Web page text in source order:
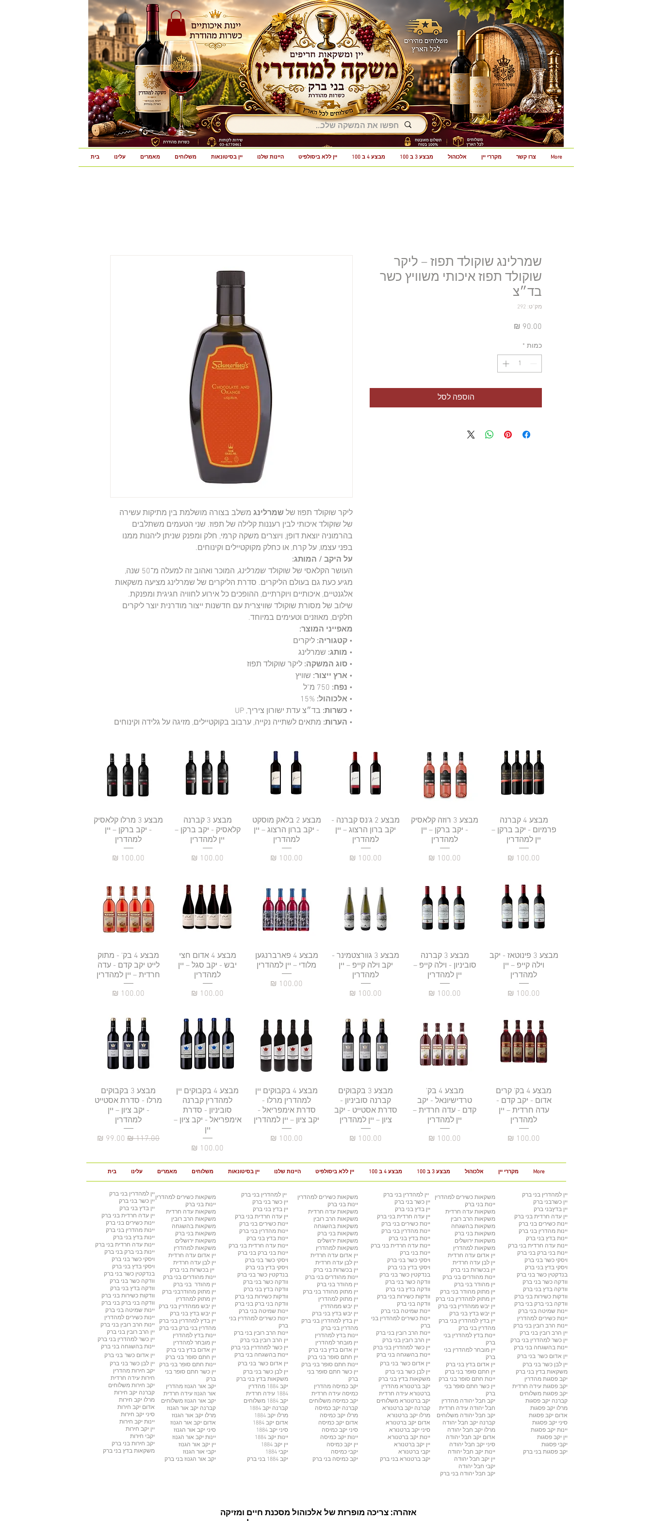
בית עלינו מאמרים משלוחים יין בסיטונאות היינות שלנו יין ללא ביסולפיט מבצע 4 ב 100 מבצע 3 ב 100 אלכוהול מקררי יין צרו קשר More
ליקר שוקולד תפוז של שמרלינג משלב בצורה מושלמת בין מתיקות עשירה
של שוקולד איכותי לבין רעננות קלילה של תפוז. שני הטעמים משתלבים
בהרמוניה יוצאת דופן, ויוצרים משקה קרמי, חלק ומפנק שניתן ליהנות ממנו
בפני עצמו, על קרח, או כחלק מקוקטיילים וקינוחים.
על היקב / המותג:
העושר הקלאסי של שוקולד שמרלינג
, המוכר ואהוב זה למעלה מ־50 שנה,
מגיע כעת גם בעולם הליקרים. סדרת הליקרים של שמרלינג מציעה משקאות
אלגנטיים, איכותיים ויוקרתיים, ההופכים כל אירוע לחוויה חגיגית ומפנקת.
שילוב של מסורת שוקולד שוויצרית עם חדשנות ייצור מודרנית יוצר ליקרים
חלקים, מאוזנים וטעימים במיוחד.
מאפייני המוצר:
• קטגוריה: ליקרים
• מותג: שמרלינג
• סוג המשקה: ליקר שוקולד תפוז
• ארץ ייצור: שוויץ
• נפח:
• אלכוהול:
• כשרות: בד״צ עדת ישורון ציריך, UP
• הערות: מתאים לשתייה נקייה, ערבוב בקוקטיילים, מזיגה על גלידה וקינוחים
שמרלינג שוקולד תפוז – ליקר
שוקולד תפוז איכותי משוויץ כשר
בד״צ
מק"ט: 292
כמות *
הוספה לסל
תצוגה מהירה
מבצע 4 קברנה
פרמיום - יקב ברקן –
יין למהדרין
מחיר
תצוגה מהירה
מבצע 3 רוזה קלאסיק
- יקב ברקן – יין
למהדרין
מחיר
תצוגה מהירה
מבצע 2 ג'נס קברנה -
יקב ברון הרצוג – יין
למהדרין
מחיר
תצוגה מהירה
מבצע 2 בלאק מוסקט
- יקב ברון הרצוג – יין
למהדרין
מחיר
תצוגה מהירה
מבצע 3 קברנה
קלאסיק - יקב ברקן –
יין למהדרין
מחיר
תצוגה מהירה
מבצע 3 מרלו קלאסיק
- יקב ברקן – יין
למהדרין
מחיר
תצוגה מהירה
מבצע 3 פינוטאז - יקב
וילה קייפ – יין
למהדרין
מחיר
תצוגה מהירה
מבצע 3 קברנה
סוביניון - וילה קייפ –
יין למהדרין
מחיר
תצוגה מהירה
מבצע 3 גוורצטמינר -
יקב וילה קייפ – יין
למהדרין
מחיר
תצוגה מהירה
מבצע 4 פארברנגען
מלודי – יין למהדרין
מחיר
תצוגה מהירה
מבצע 4 אדום חצי
יבש - יקב סגל – יין
למהדרין
מחיר
תצוגה מהירה
מבצע 4 בק' - מתוק
לייט יקב קדם - עדה
חרדית – יין למהדרין
מחיר
תצוגה מהירה
מבצע 4 בק' קרים
אדום - יקב קדם -
עדה חרדית – יין
למהדרין
מחיר
תצוגה מהירה
מבצע 4 בק'
טרדישיונאל - יקב
קדם - עדה חרדית –
יין למהדרין
מחיר
תצוגה מהירה
מבצע 3 בקבוקים
קברנה סוביניון -
סדרת אסטייט - יקב
ציון – יין למהדרין
מחיר
תצוגה מהירה
מבצע 4 בקבוקים יין
למהדרין מרלו -
סדרת אימפריאל -
יקב ציון – יין למהדרין
מחיר
תצוגה מהירה
מבצע 4 בקבוקים יין
למהדרין קברנה
סוביניון - סדרת
אימפריאל - יקב ציון –
יין
מחיר
תצוגה מהירה
מבצע 3 בקבוקים
מרלו - סדרת אסטייט
- יקב ציון – יין
למהדרין
מחיר רגיל מחיר מבצע
בית עלינו מאמרים משלוחים יין בסיטונאות היינות שלנו יין ללא ביסולפיט מבצע 4 ב 100 מבצע 3 ב 100 אלכוהול מקררי יין More
יין למהדרין בני ברק
יין כשר בני ברק
יין בדץ בני ברק
יין עדה חרדית בני ברק
יינות כשירים בני ברק
יינות מהדרין בני ברק
יינות בדץ בני ברק
יינות עדה חרדית בני ברק
יינות בני ברק בני ברק
ויסקי כשר בני ברק
ויסקי בדץ בני ברק
בנדקטין כשר בני ברק
וודקה כשר בני ברק
וודקה בדץ בני ברק
וודקות כשירות בני ברק
וודקה בני ברק בני ברק
יינות שמיטה בני ברק
יינות כשירים למהדרין
יינות הרב רובין בני ברק
יין הרב רובין בני ברק
יין כשר למהדרין בני ברק
יינות בהשגחה בני ברק
יין אדום כשר בני ברק
יין לבן כשר בני ברק
יקב חירות מהדרין
חירות עידה חרדית
יקב חירות משלוחים
קברנה יקב חירות
מרלו יקב חירות
אדום יקב חירות
סיני יקב חירות
יינות יקב חירות
יין יקב חירות
יקבי חירות
יקב חירות בני ברק
משקאות בדץ בני ברק
משקאות כשירים למהדרין
יינות בני ברק
משקאות עדה חרדית
משקאות הרב רובין
משקאות בהשגחה
משקאות בני ברק
משקאות ירושלים
משקאות למהדרין
יין אדום עדה חרדית
יין לבן עדה חרדית
יין בכשרות בני ברק
יינות מהודרים בני ברק
יין מהודר בני ברק
יין מתוק מהודרבני ברק
יין מתוק למהדרין
יין יבש ממהדרין בני ברק
יין יבש בדץ בני ברק
יין בדץ למהדרין בני ברק
מהדרין בני ברק בני ברק
יינות בדץ למהדרין
יין מובחר למהדרין
יין אדום בדץ בני ברק
יין חתם סופר בני ברק
יינות חתם סופר בני ברק
יין כשר חתם סופר בני
ברק
יקב אור הגנוז מהדרין
אור הגנוז עידה חרדית
יקב אור הגנוז משלוחים
קברנה יקב אור הגנוז
מרלו יקב אור הגנוז
אדום יקב אור הגנוז
סיני יקב אור הגנוז
יינות יקב אור הגנוז
יין יקב אור הגנוז
יקבי אור הגנוז
יקב אור הגנוז בני ברק
יין למהדרין בני ברק
יין כשר בני ברק
יין בדץ בני ברק
יין עדה חרדית בני ברק
יינות כשירים בני ברק
יינות מהדרין בני ברק
יינות בדץ בני ברק
יינות עדה חרדית בני ברק
יינות בני ברק בני ברק
ויסקי כשר בני ברק
ויסקי בדץ בני ברק
בנדקטין כשר בני ברק
וודקה כשר בני ברק
וודקה בדץ בני ברק
וודקות כשירות בני ברק
וודקה בני ברק בני ברק
יינות שמיטה בני ברק
יינות כשירים למהדרין בני
ברק
יינות הרב רובין בני ברק
יין הרב רובין בני ברק
יין כשר למהדרין בני ברק
יינות בהשגחה בני ברק
יין אדום כשר בני ברק
יין לבן כשר בני ברק
משקאות בדץ בני ברק
יקב 1884 מהדרין
1884 עידה חרדית
יקב 1884 משלוחים
קברנה יקב 1884
מרלו יקב 1884
אדום יקב 1884
סיני יקב 1884
יינות יקב 1884
יין יקב 1884
יקבי 1884
יקב 1884 בני ברק
משקאות כשירים למהדרין
יינות בני ברק
משקאות עדה חרדית
משקאות הרב רובין
משקאות בהשגחה
משקאות בני ברק
משקאות ירושלים
משקאות למהדרין
יין אדום עדה חרדית
יין לבן עדה חרדית
יין בכשרות בני ברק
יינות מהודרים בני ברק
יין מהודר בני ברק
יין מתוק מהודר בני ברק
יין מתוק למהדרין
יין יבש ממהדרין
יין יבש בדץ בני ברק
יין בדץ למהדרין בני ברק
מהדרין בני ברק
יינות בדץ למהדרין
יין מובחר למהדרין
יין אדום בדץ בני ברק
יין חתם סופר בני ברק
יינות חתם סופר בני ברק
יין כשר חתם סופר בני
ברק
יקב כמיסה מהדרין
כמיסה עידה חרדית
יקב כמיסה משלוחים
קברנה יקב כמיסה
מרלו יקב כמיסה
אדום יקב כמיסה
סיני יקב כמיסה
יינות יקב כמיסה
יין יקב כמיסה
יקבי כמיסה
יקב כמיסה בני ברק
יין למהדרין בני ברק
יין כשר בני ברק
יין בדץ בני ברק
יין עדה חרדית בני ברק
יינות כשירים בני ברק
יינות מהדרין בני ברק
יינות בדץ בני ברק
יינות עדה חרדית בני ברק
יינות בני ברק
ויסקי כשר בני ברק
ויסקי בדץ בני ברק
בנדקטין כשר בני ברק
וודקה כשר בני ברק
וודקה בדץ בני ברק
וודקות כשירות בני ברק
וודקה בני ברק
יינות שמיטה בני ברק
יינות כשירים למהדרין בני
ברק
יינות הרב רובין בני ברק
יין הרב רובין בני ברק
יין כשר למהדרין בני ברק
יינות בהשגחה בני ברק
יין אדום כשר בני ברק
יין לבן כשר בני ברק
משקאות בדץ בני ברק
יקב ברטנורא מהדרין
ברטנורא עידה חרדית
יקב ברטנורא משלוחים
קברנה יקב ברטנורא
מרלו יקב ברטנורא
אדום יקב ברטנורא
סיני יקב ברטנורא
יינות יקב ברטנורא
יין יקב ברטנורא
יקבי ברטנורא
יקב ברטנורא בני ברק
משקאות כשירים למהדרין
יינות בני ברק
משקאות עדה חרדית
משקאות הרב רובין
משקאות בהשגחה
משקאות בני ברק
משקאות ירושלים
משקאות למהדרין
יין אדום עדה חרדית
יין לבן עדה חרדית
יין בכשרות בני ברק
יינות מהודרים בני ברק
יין מהודר בני ברק
יין מתוק מהודר בני ברק
יין מתוק למהדרין בני ברק
יין יבש ממהדרין בני ברק
יין יבש בדץ בני ברק
יין בדץ למהדרין בני ברק
מהדרין בני ברק
יינות בדץ למהדרין בני
ברק
יין מובחר למהדרין בני
ברק
יין אדום בדץ בני ברק
יין חתם סופר בני ברק
יינות חתם סופר בני ברק
יין כשר חתם סופר בני
ברק
יקב חבל יהודה מהדרין
חבל יהודה עידה חרדית
יקב חבל יהודה משלוחים
קברנה יקב חבל יהודה
מרלו יקב חבל יהודה
אדום יקב חבל יהודה
סיני יקב חבל יהודה
יינות יקב חבל יהודה
יין יקב חבל יהודה
יקבי חבל יהודה
יקב חבל יהודה בני ברק
יין למהדרין בני ברק
יין כשרבני ברק
יין בדץבני ברק
יין עדה חרדית בני ברק
יינות כשירים בני ברק
יינות מהדרין בני ברק
יינות בדץ בני ברק
יינות עדה חרדית בני ברק
יינות בני ברק בני ברק
ויסקי כשר בני ברק
ויסקי בדץ בני ברק
בנדקטין כשר בני ברק
וודקה כשר בני ברק
וודקה בדץ בני ברק
וודקות כשירות בני ברק
וודקה בני ברק בני ברק
יינות שמיטה בני ברק
יינות כשירים למהדרין
יינות הרב רובין בני ברק
יין הרב רובין בני ברק
יין כשר למהדרין בני ברק
יינות בהשגחה בני ברק
יין אדום כשר בני ברק
יין לבן כשר בני ברק
משקאות בדץ בני ברק
יקב פסגות מהדרין
יקב פסגות עידה חרדית
יקב פסגות משלוחים
קברנה יקב פסגות
מרלו יקב פסגות
אדום יקב פסגות
סיני יקב פסגות
יינות יקב פסגות
יין יקב פסגות
יקבי פסגות
יקב פסגות בני ברק
אזהרה: צריכה מופרזת של אלכוהול מסכנת חיים ומזיקה